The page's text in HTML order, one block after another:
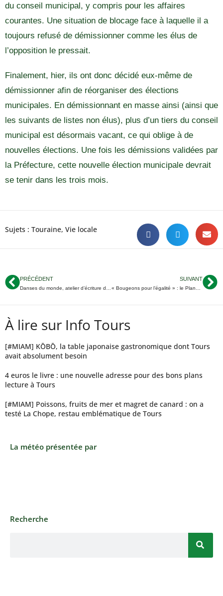
du conseil municipal, y compris pour les affaires
courantes. Une situation de blocage face à laquelle il a
toujours refusé de démissionner comme les élus de
l’opposition le pressait.
Finalement, hier, ils ont donc décidé eux-même de
démissionner afin de réorganiser des élections
municipales. En démissionnant en masse ainsi (ainsi que
les suivants de listes non élus), plus d’un tiers du conseil
municipal est désormais vacant, ce qui oblige à de
nouvelles élections. Une fois les démissions validées par
la Préfecture, cette nouvelle élection municipale devrait
se tenir dans les trois mois.
Sujets : Touraine, Vie locale
PRÉCÉDENT SUIVANT
À lire sur Info Tours
[#MIAM] KŌBŌ, la table japonaise gastronomique dont Tours
avait absolument besoin
4 euros le livre : une nouvelle adresse pour des bons plans
lecture à Tours
[#MIAM] Poissons, fruits de mer et magret de canard : on a
testé La Chope, restau emblématique de Tours
La météo présentée par
Recherche